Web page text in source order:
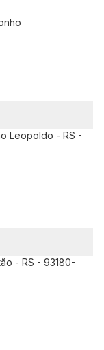
Leopoldo - RS -
- RS - 93180-